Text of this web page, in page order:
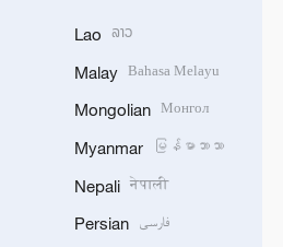
Lao ລາວ
Malay Bahasa Melayu
Mongolian Монгол
Myanmar မြန်မာဘာသာ
Nepali नेपाली
Persian فارسی